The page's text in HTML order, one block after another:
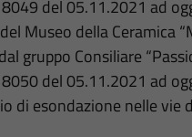
del 05.11.2021 ad
Museo della Ceramica
gruppo Consiliare
del 05.11.2021 ad
di esondazione nelle vie